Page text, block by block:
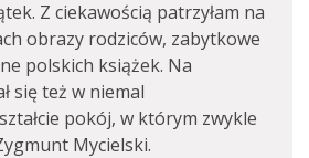
Z ciekawością patrzyłam na
obrazy rodziców, zabytkowe
polskich książek. Na
się też w niemal
pokój, w którym zwykle
Mycielski.